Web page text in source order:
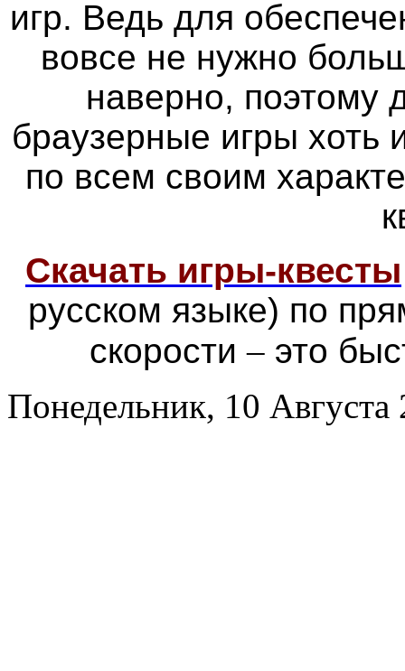
игр. Ведь для
вовсе не нужно
наверно, поэтому
браузерные игры хоть
по всем своим
Скачать игры-квесты
русском языке) по
скорости– это
Понедельник, 10 Августа